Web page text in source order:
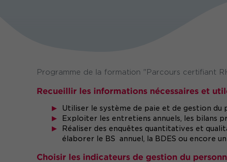
Programme de la formation "Parcours certifiant
Recueillir les informations nécessaires et
Utiliser le système de paie et de gestion du
Exploiter les entretiens annuels, les bilans
Réaliser des enquêtes quantitatives et
élaborer le BS annuel, la BDES ou encore
Choisir les indicateurs de gestion du